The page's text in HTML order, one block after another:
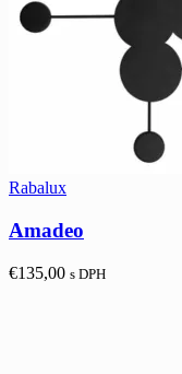
Rabalux
Amadeo
€135,00 s DPH